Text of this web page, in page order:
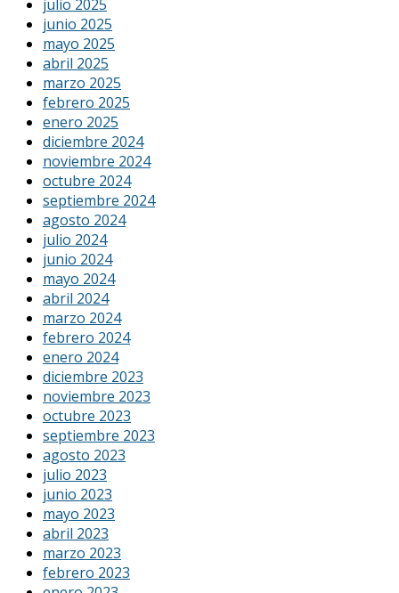
julio 2025
junio 2025
mayo 2025
abril 2025
marzo 2025
febrero 2025
enero 2025
diciembre 2024
noviembre 2024
octubre 2024
septiembre 2024
agosto 2024
julio 2024
junio 2024
mayo 2024
abril 2024
marzo 2024
febrero 2024
enero 2024
diciembre 2023
noviembre 2023
octubre 2023
septiembre 2023
agosto 2023
julio 2023
junio 2023
mayo 2023
abril 2023
marzo 2023
febrero 2023